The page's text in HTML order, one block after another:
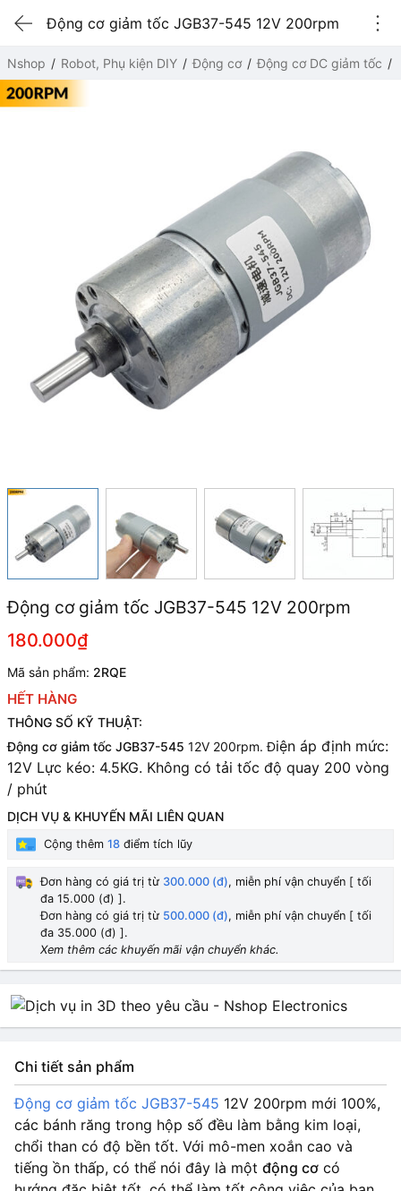
Động cơ giảm tốc JGB37-545 12V 200rpm
Nshop Robot, Phụ kiện DIY Động cơ Động cơ DC giảm tốc
Động cơ giảm tốc JGB37-545 12V 200rpm
180.000₫
Mã sản phẩm: 2RQE
HẾT HÀNG
THÔNG SỐ KỸ THUẬT:
Động cơ giảm tốc JGB37-545 12V 200rpm. Điện áp định mức:
12V Lực kéo: 4.5KG. Không có tải tốc độ quay 200 vòng
/ phút
DỊCH VỤ & KHUYẾN MÃI LIÊN QUAN
Cộng thêm 18 điểm tích lũy
Đơn hàng có giá trị từ 300.000 (đ), miễn phí vận chuyển [ tối
đa 15.000 (đ) ].
Đơn hàng có giá trị từ 500.000 (đ), miễn phí vận chuyển [ tối
đa 35.000 (đ) ].
Xem thêm các khuyến mãi vận chuyển khác.
Chi tiết sản phẩm
Động cơ giảm tốc JGB37-545 12V 200rpm mới 100%,
các bánh răng trong hộp số đều làm bằng kim loại,
chổi than có độ bền tốt. Với mô-men xoắn cao và
tiếng ồn thấp, có thể nói đây là một động cơ có